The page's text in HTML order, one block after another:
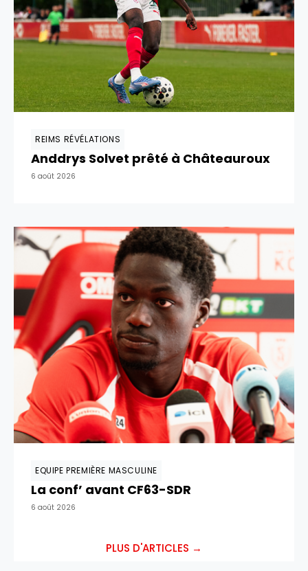
REIMS RÉVÉLATIONS
Anddrys Solvet prêté à Châteauroux
6 août 2026
EQUIPE PREMIÈRE MASCULINE
La conf’ avant CF63-SDR
6 août 2026
PLUS D'ARTICLES →